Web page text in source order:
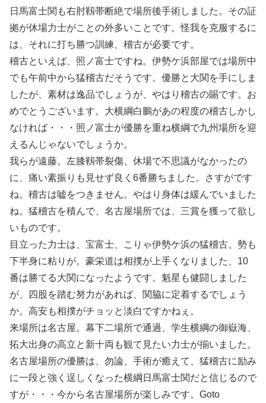
日馬富士関も右肘靱帯断絶で場所後手術しました。その証
拠が休場力士がことの外多いことです。怪我を克服するに
は、それに打ち勝つ訓練、稽古が必要です。
稽古といえば、照ノ富士ですね。伊勢ケ浜部屋では場所中
でも午前中から猛稽古だそうです。優勝と大関を手にしま
したが、素材は逸品でしょうが、やはり稽古の賜です。お
めでとうございます。大横綱白鵬があの程度の稽古しかし
なければ・・・照ノ富士が優勝を重ね横綱で九州場所を迎
えるんじゃないでしょうか。
我らが遠藤。左膝靱帯裂傷、休場で不思議がなかったの
に、痛い素振りも見せず良く6番勝ちました。さすがです
ね。稽古は嘘をつきません。やはり身体は緩んでいました
ね。猛稽古を積んで、名古屋場所では、三賞を獲って欲し
いものです。
目立った力士は、宝富士、こりゃ伊勢ケ浜の猛稽古。勢も
下半身に粘りが。豪栄道は相撲が上手くなりました、10
番は勝てる大関になったようです。魁星も健闘しました
が、四股を踏む努力があれば、関脇に定着するでしょう
か。高安も相撲がチョッと淡白ですかねぇ。
来場所は名古屋。幕下二場所で通過、学生横綱の御嶽海、
拓大出身の高立と新十両も観て見たい力士が揃いました。
名古屋場所の優勝は、勿論、手術が癒えて、猛稽古に励み
に一段と強く逞しくなった横綱日馬富士関だと信じるので
すが・・・今から名古屋場所が楽しみです。Goto